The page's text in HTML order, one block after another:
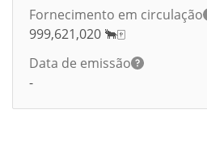
Fornecimento em circulação
999,621,020 🐂🀄️
Data de emissão
-